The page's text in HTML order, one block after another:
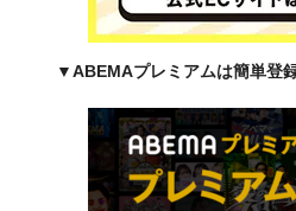
▼ABEMAプレミアムは簡単登